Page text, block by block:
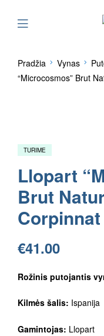
Pradžia Vynas
“Microcosmos” Brut
TURIME
Llopart
Brut
Corpinnat
€41.00
Rožinis putojantis
Kilmės šalis: Ispanija
Gamintojas: Llopart